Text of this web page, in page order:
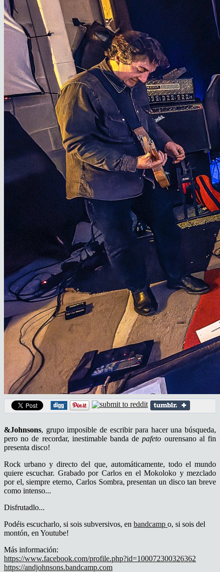
&Johnsons, grupo imposible de escribir para hacer una búsqueda,
pero no de recordar, inestimable banda depafeto ourensano al fin
presenta disco!
Rock urbano y directo del que, automáticamente, todo el mundo
quiere escuchar. Grabado por Carlos en el Mokoloko y mezclado
por el, siempre eterno, Carlos Sombra, presentan un disco tan breve
como intenso...
Disfrutadlo...
Podéis escucharlo, si sois subversivos, en bandcamp o, si sois del
montón, en Youtube!
Más información:
https://www.facebook.com/profile.php?id=100072300326362
https://andjohnsons.bandcamp.com